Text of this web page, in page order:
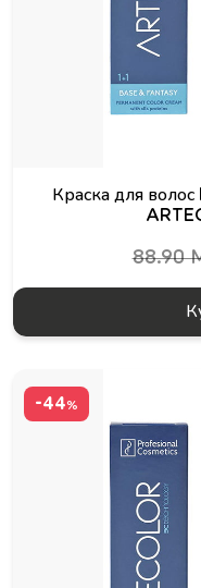
Краска для
88.90
-44%